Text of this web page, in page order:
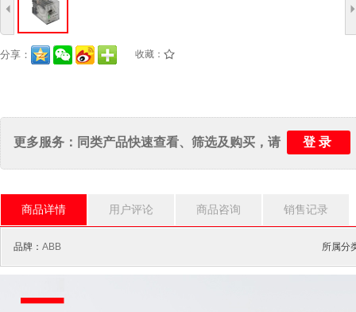
4
分享： 收藏： /
更多服务：同类产品快速查看、筛选及购买，请 登录
商品详情 用户评论 商品咨询 销售记录
品牌： ABB 所属分